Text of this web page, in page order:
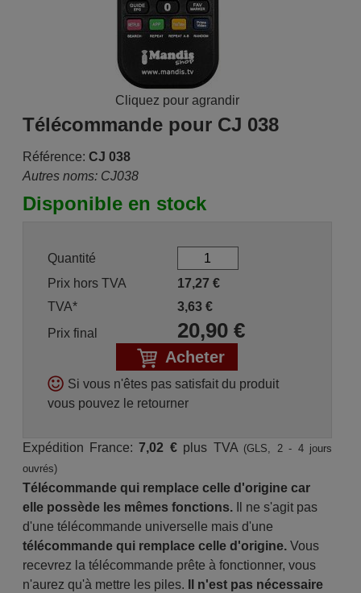
Cliquez pour agrandir
Télécommande pour CJ 038
Référence: CJ 038
Autres noms: CJ038
Disponible en stock
Quantité
Prix hors TVA
17,27 €
TVA*
3,63€
Prix final
20,90€
Acheter
Si vous n'êtes pas satisfait du produit
vous pouvez le retourner
Expédition France:7,02 €plus TVA (GLS, 2 - 4 jours
ouvrés)
Télécommande qui remplace celle d'origine car
elle possède les mêmes fonctions.Il ne s'agit pas
d'une télécommande universelle mais d'une
télécommande qui remplace celle d'origine.Vous
recevrez la télécommande prête à fonctionner, vous
n'aurez qu'à mettre les piles.
Il n'est pas nécessaire